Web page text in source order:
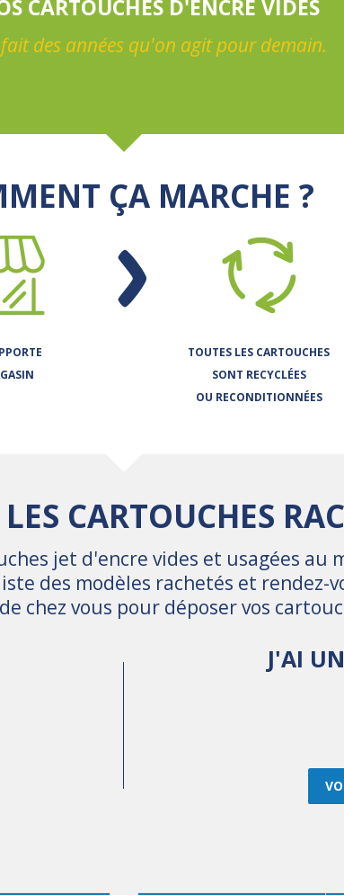
CARTOUCHES D'ENCRE VIDES
des années qu'on agit pour demain.
ÇA MARCHE ?
TOUTES LES CARTOUCHES
SONT RECYCLÉES
OU RECONDITIONNÉES
CARTOUCHES
jet d'encre vides et usagées
des modèles rachetés et rendez-
chez vous pour déposer vos
J'AI